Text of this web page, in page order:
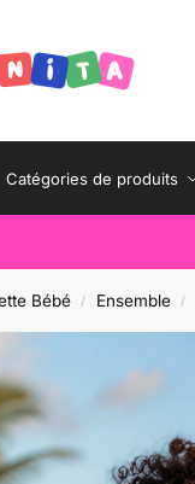
Catégories de produits
Bébé / Ensemble /